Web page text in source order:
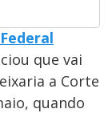
que vai
a Corte
quando